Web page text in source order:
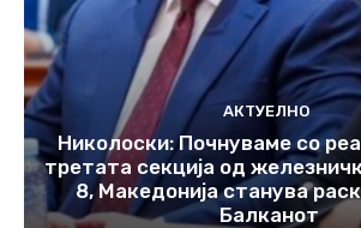
АКТУЕЛНО
Николоски: Почнуваме со
третата секција од
8, Македонија станува
Балканот